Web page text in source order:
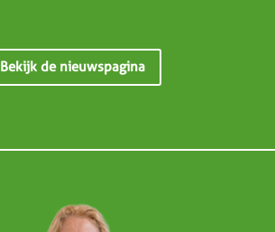
Bekijk de nieuwspagina